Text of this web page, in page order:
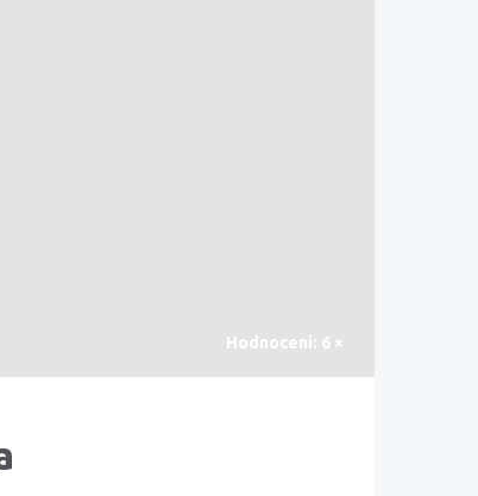
Hodnocení: 6 ×